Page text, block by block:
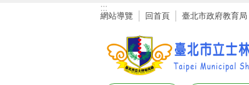
:::
網站導覽 回首頁 臺北市政府教育局